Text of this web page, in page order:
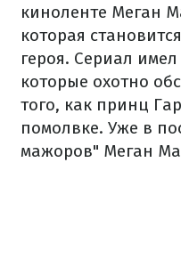
киноленте Меган
которая
героя. Сериал
которые охотно
того, как принц
помолвке. Уже в
мажоров" Меган